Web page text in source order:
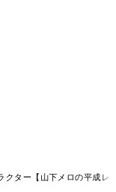
ター【山下メロの平成レ